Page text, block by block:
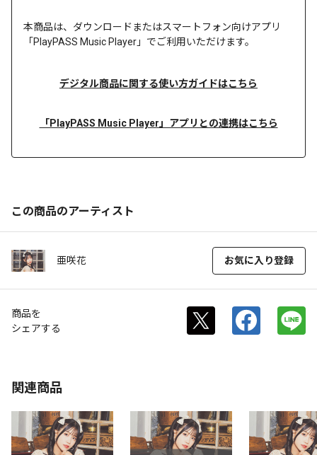
本商品は、 ダウンロードまたはスマートフォン向けアプリ
「PlayPASS Music Player」でご利用いただけます。
デジタル商品に関する使い方ガイドはこちら
「PlayPASS Music Player」アプリとの連携はこちら
この商品のアーティスト
亜咲花 お気に入り登録
商品を
シェアする
関連商品